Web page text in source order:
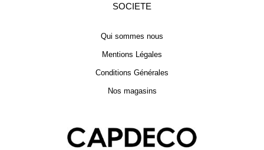
SOCIETE
Qui sommes nous
Mentions Légales
Conditions Générales
Nos magasins